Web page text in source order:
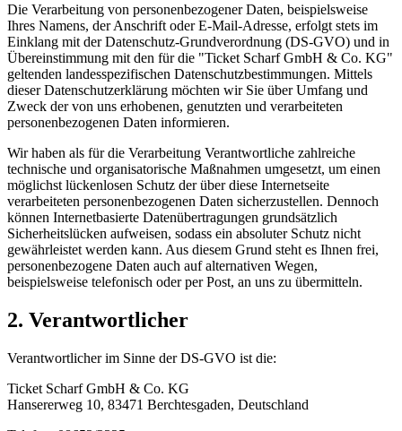
Die Verarbeitung von personenbezogener Daten, beispielsweise
Ihres Namens, der Anschrift oder E-Mail-Adresse, erfolgt stets im
Einklang mit der Datenschutz-Grundverordnung (DS-GVO) und in
Übereinstimmung mit den für die "Ticket Scharf GmbH & Co. KG"
geltenden landesspezifischen Datenschutzbestimmungen. Mittels
dieser Datenschutzerklärung möchten wir Sie über Umfang und
Zweck der von uns erhobenen, genutzten und verarbeiteten
personenbezogenen Daten informieren.
Wir haben als für die Verarbeitung Verantwortliche zahlreiche
technische und organisatorische Maßnahmen umgesetzt, um einen
möglichst lückenlosen Schutz der über diese Internetseite
verarbeiteten personenbezogenen Daten sicherzustellen. Dennoch
können Internetbasierte Datenübertragungen grundsätzlich
Sicherheitslücken aufweisen, sodass ein absoluter Schutz nicht
gewährleistet werden kann. Aus diesem Grund steht es Ihnen frei,
personenbezogene Daten auch auf alternativen Wegen,
beispielsweise telefonisch oder per Post, an uns zu übermitteln.
2. Verantwortlicher
Verantwortlicher im Sinne der DS-GVO ist die:
Ticket Scharf GmbH & Co. KG
Hansererweg 10, 83471 Berchtesgaden, Deutschland